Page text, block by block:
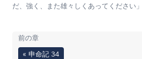
だ、強く、また雄々しくあってください」
前の章
« 申命記 34